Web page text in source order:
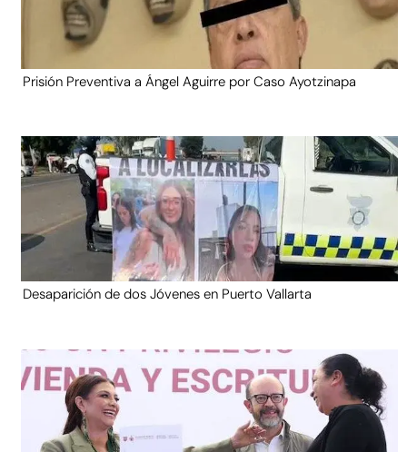
Prisión Preventiva a Ángel Aguirre por Caso Ayotzinapa
Desaparición de dos Jóvenes en Puerto Vallarta